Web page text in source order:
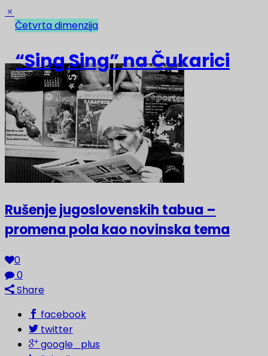
NAJNOVIJE
Rušenje jugoslovenskih tabua –
promena pola kao novinska tema
0
0
Share
facebook
twitter
google_plus
Četvrta dimenzija
“Sing Sing” na Čukarici